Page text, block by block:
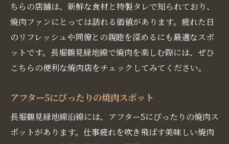
ちらの店舗は、新鮮な食材と特製タレで知られており、
焼肉ファンにとっては訪れる価値があります。疲れた日
のリフレッシュや同僚との親睦を深めるにも最適なスポ
ットです。長堀鶴見緑地線で焼肉を楽しむ際には、ぜひ
こちらの便利な焼肉店をチェックしてみてください。
アフター5にぴったりの焼肉スポット
長堀鶴見緑地線沿線には、アフター5にぴったりの焼肉ス
ポットがあります。仕事疲れを吹き飛ばす美味しい焼肉